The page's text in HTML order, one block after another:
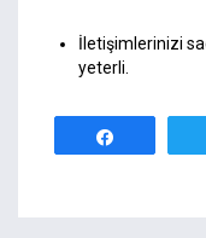
İletişimlerinizi
yeterli.